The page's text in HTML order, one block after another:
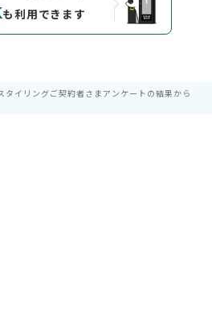
も利用できます
イリングご契約者さまアンケートの結果から